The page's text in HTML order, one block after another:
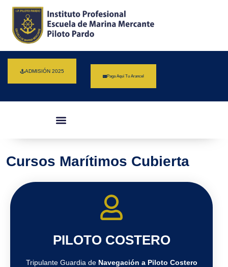
ADMISIÓN 2025
Paga Aquí Tu Arancel
Cursos Marítimos Cubierta
PILOTO COSTERO
Tripulante Guardia de Navegación a Piloto Costero